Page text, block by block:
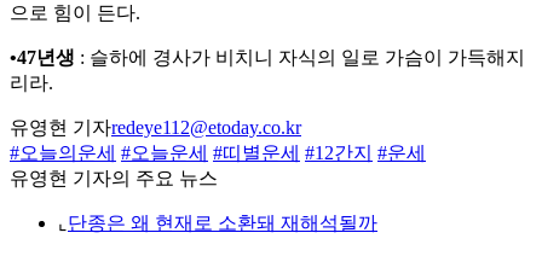
으로 힘이 든다.
•47년생 : 슬하에 경사가 비치니 자식의 일로 가슴이 가득해지
리라.
유영현 기자redeye112@etoday.co.kr
#오늘의운세 #오늘운세 #띠별운세 #12간지 #운세
유영현 기자의 주요 뉴스
⌞ 단종은 왜 현재로 소환돼 재해석될까